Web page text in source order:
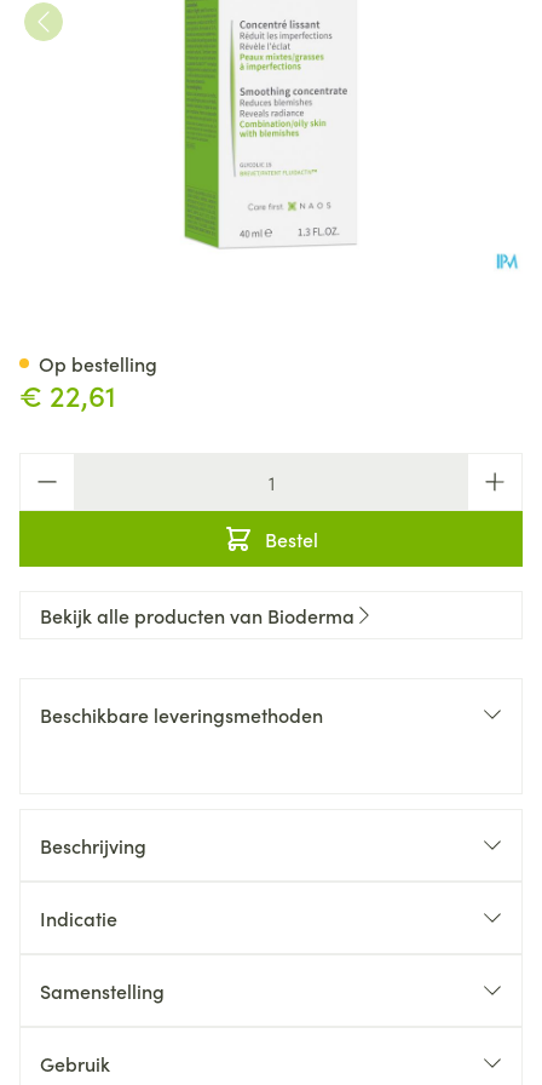
€ 22,61
Bestel
Op bestelling
Bekijk alle producten van Bioderma
Beschikbare leveringsmethoden
Beschrijving
Indicatie
Samenstelling
Gebruik